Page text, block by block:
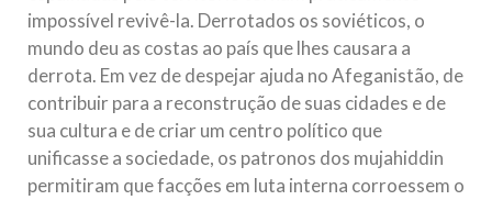
impossível revivê-la. Derrotados os soviéticos, o
mundo deu as costas ao país que lhes causara a
derrota. Em vez de despejar ajuda no Afeganistão, de
contribuir para a reconstrução de suas cidades e de
sua cultura e de criar um centro político que
unificasse a sociedade, os patronos dos mujahiddin
permitiram que facções em luta interna corroessem o